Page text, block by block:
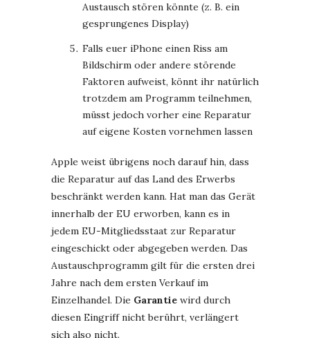
Austausch stören könnte (z. B. ein
gesprungenes Display)
Falls euer iPhone einen Riss am
Bildschirm oder andere störende
Faktoren aufweist, könnt ihr natürlich
trotzdem am Programm teilnehmen,
müsst jedoch vorher eine Reparatur
auf eigene Kosten vornehmen lassen
Apple weist übrigens noch darauf hin, dass
die Reparatur auf das Land des Erwerbs
beschränkt werden kann. Hat man das Gerät
innerhalb der EU erworben, kann es in
jedem EU-Mitgliedsstaat zur Reparatur
eingeschickt oder abgegeben werden. Das
Austauschprogramm gilt für die ersten drei
Jahre nach dem ersten Verkauf im
Einzelhandel. Die Garantie wird durch
diesen Eingriff nicht berührt, verlängert
sich also nicht.